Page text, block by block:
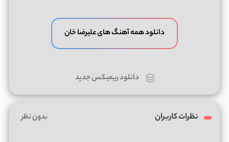
دانلود همه آهنگ های علیرضا خان
دانلود ریمیکس جدید
نظرات کاربران بدون نظر